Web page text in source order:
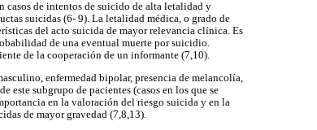
casos de intentos de suicido de alta letalidad y
suicidas (6- 9). La letalidad médica, o grado de
del acto suicida de mayor relevancia clínica. Es
de una eventual muerte por suicidio.
de la cooperación de un informante (7,10).
enfermedad bipolar, presencia de melancolía,
este subgrupo de pacientes (casos en los que se
en la valoración del riesgo suicida y en la
de mayor gravedad (7,8,13).